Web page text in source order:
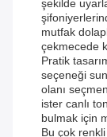
şekilde
mutfak
çekmecede
Pratik
seçeneği
olanı
ister canlı
bulmak için
Bu çok